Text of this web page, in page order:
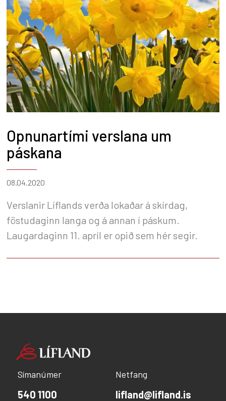
Opnunartími verslana um
páskana
08.04.2020
Verslanir Líflands verða lokaðar á skírdag,
föstudaginn langa og á annan í páskum.
Laugardaginn 11. apríl er opið sem hér segir.
Símanúmer
540 1100
Netfang
lifland@lifland.is